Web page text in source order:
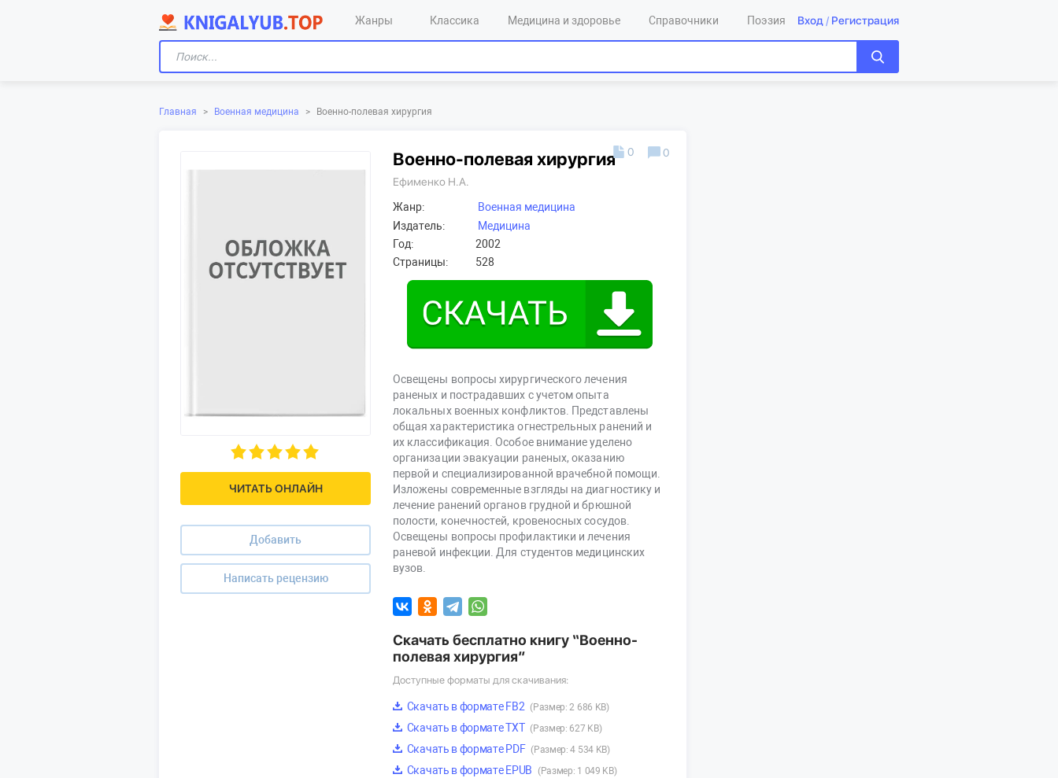
Жанры Классика Медицина и здоровье Справочники Поэзия Вход / Регистрация
Главная > Военная медицина > Военно-полевая хирургия
ЧИТАТЬ ОНЛАЙН
Добавить
Написать рецензию
Военно-полевая хирургия
Ефименко Н.А.
Жанр:
Военная медицина
Издатель:
Медицина
Год:
2002
Страницы:
528
Освещены вопросы хирургического лечения
раненых и пострадавших с учетом опыта
локальных военных конфликтов. Представлены
общая характеристика огнестрельных ранений и
их классификация. Особое внимание уделено
организации эвакуации раненых, оказанию
первой и специализированной врачебной помощи.
Изложены современные взгляды на диагностику и
лечение ранений органов грудной и брюшной
полости, конечностей, кровеносных сосудов.
Освещены вопросы профилактики и лечения
раневой инфекции. Для студентов медицинских
вузов.
0 0
Скачать бесплатно книгу “Военно-
полевая хирургия”
Доступные форматы для скачивания:
Скачать в формате FB2 (Размер: 2 686 KB)
Скачать в формате TXT (Размер: 627 KB)
Скачать в формате PDF (Размер: 4 534 KB)
Скачать в формате EPUB (Размер: 1 049 KB)